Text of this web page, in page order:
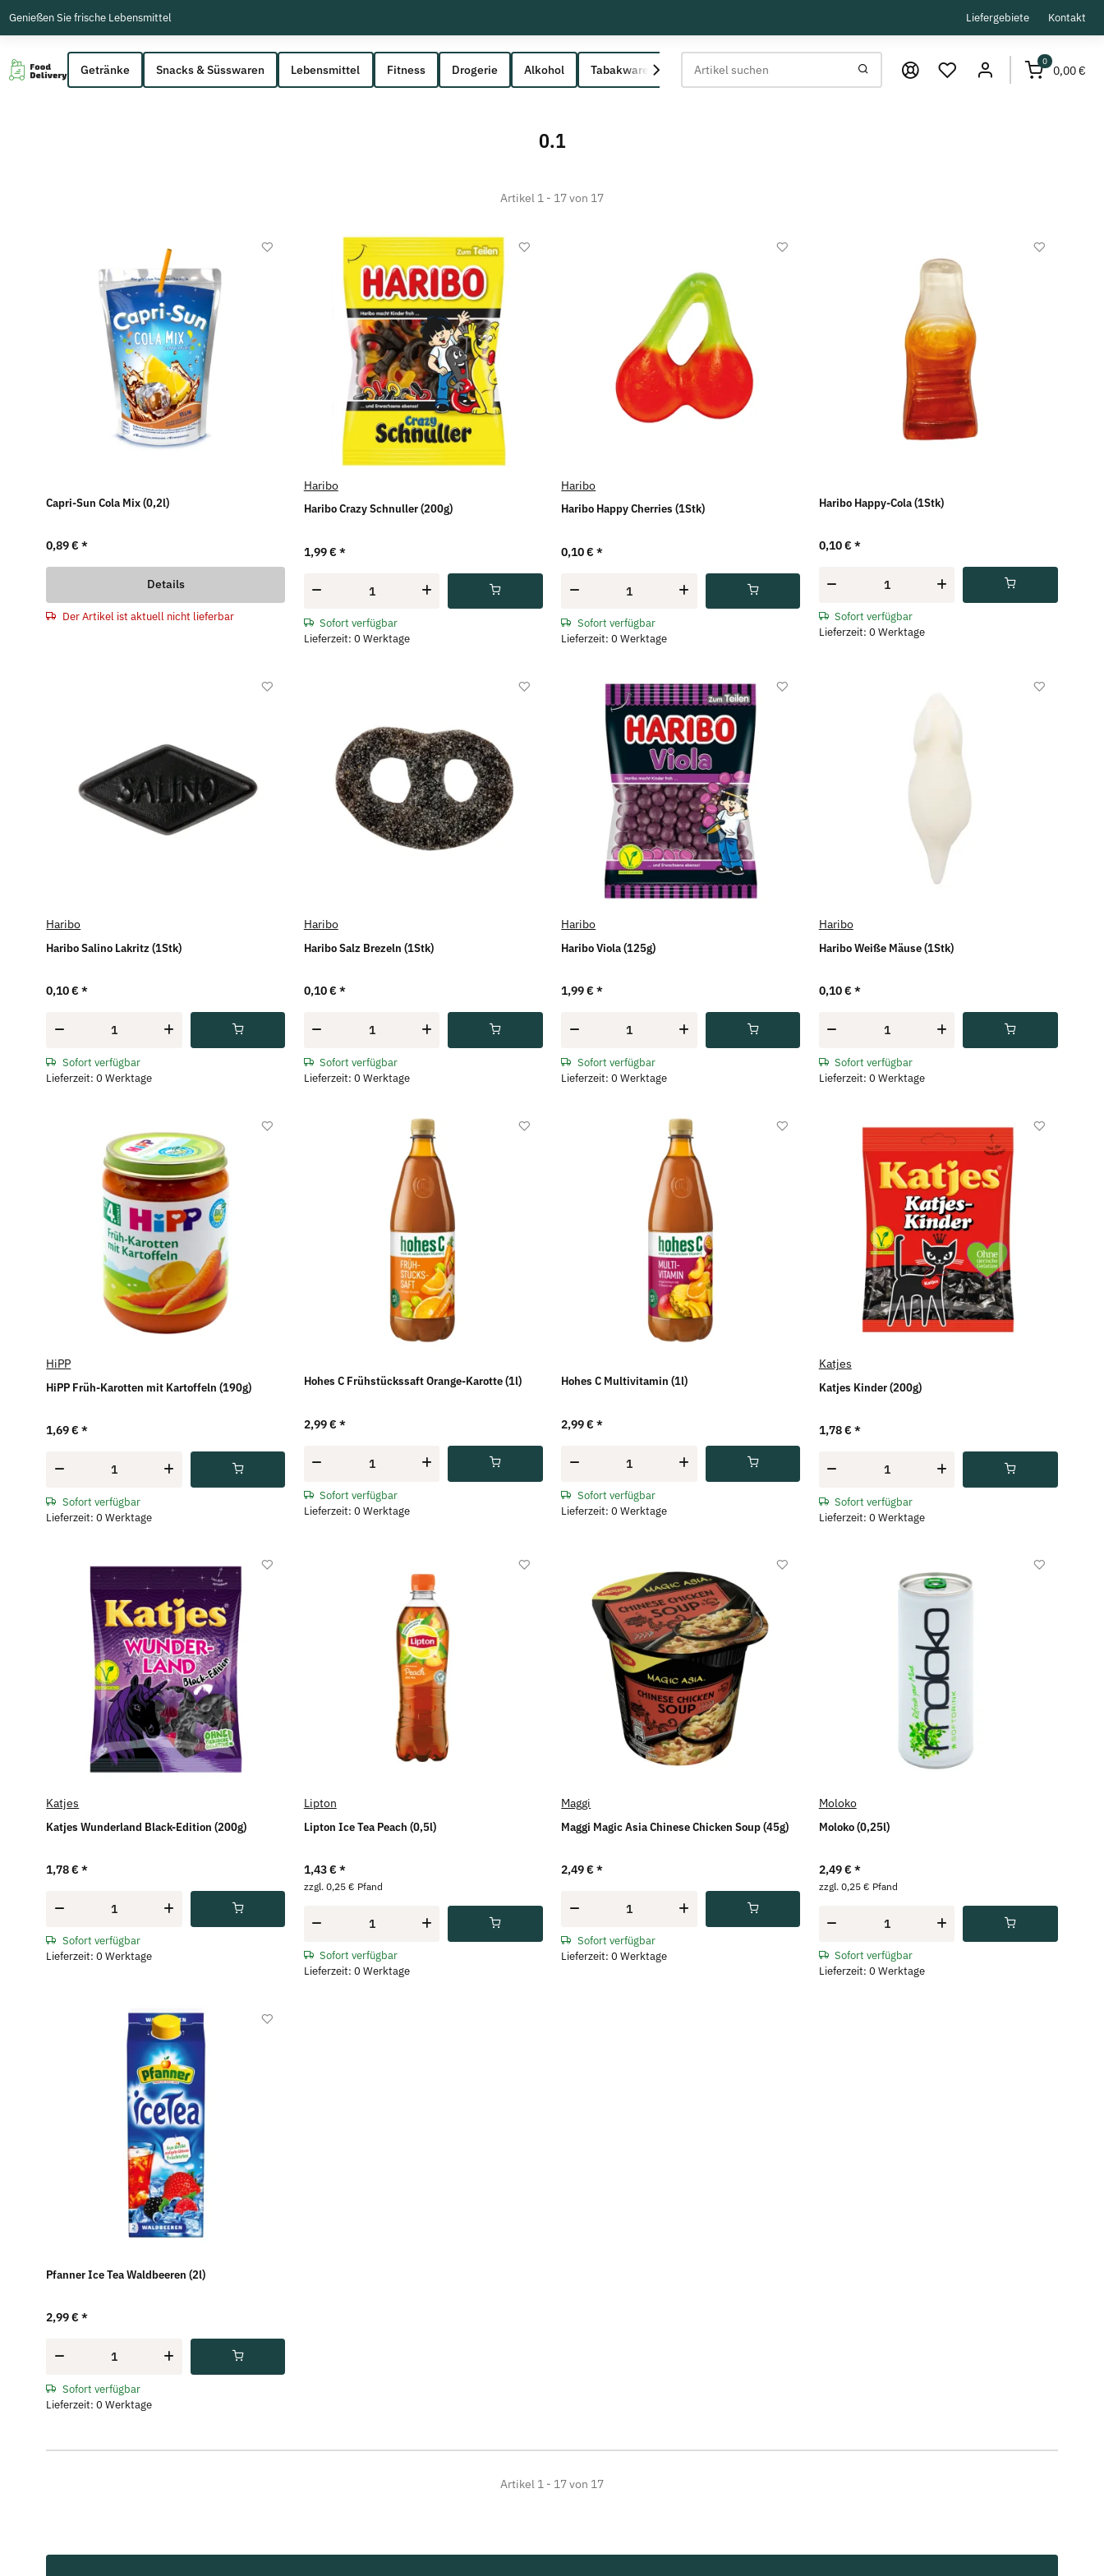
Liefergebiete Kontakt
Genießen Sie frische Lebensmittel
0
0,00 €
Getränke Snacks & Süsswaren Lebensmittel Fitness Drogerie Alkohol Tabakwaren
0.1
Artikel 1 - 17 von 17
Capri-Sun Cola Mix (0,2l)
0,89 €*
Details
Der Artikel ist aktuell nicht lieferbar
Haribo
Haribo Crazy Schnuller (200g)
1,99 € *
Sofort verfügbar
Lieferzeit: 0 Werktage
Haribo
Haribo Happy Cherries (1Stk)
0,10 €*
Sofort verfügbar
Lieferzeit: 0 Werktage
Haribo Happy-Cola (1Stk)
0,10 € *
Sofort verfügbar
Lieferzeit: 0 Werktage
Haribo
Haribo Salino Lakritz (1Stk)
0,10 €*
Sofort verfügbar
Lieferzeit: 0 Werktage
Haribo
Haribo Salz Brezeln (1Stk)
0,10 € *
Sofort verfügbar
Lieferzeit: 0 Werktage
Haribo
Haribo Viola (125g)
1,99 €*
Sofort verfügbar
Lieferzeit: 0 Werktage
Haribo
Haribo Weiße Mäuse (1Stk)
0,10 € *
Sofort verfügbar
Lieferzeit: 0 Werktage
HiPP
HiPP Früh-Karotten mit Kartoffeln (190g)
1,69 €*
Sofort verfügbar
Lieferzeit: 0 Werktage
Hohes C Frühstückssaft Orange-Karotte (1l)
2,99 € *
Sofort verfügbar
Lieferzeit: 0 Werktage
Hohes C Multivitamin (1l)
2,99 €*
Sofort verfügbar
Lieferzeit: 0 Werktage
Katjes
Katjes Kinder (200g)
1,78 € *
Sofort verfügbar
Lieferzeit: 0 Werktage
Katjes
Katjes Wunderland Black-Edition (200g)
1,78 €*
Sofort verfügbar
Lieferzeit: 0 Werktage
Lipton
Lipton Ice Tea Peach (0,5l)
1,43 € *
zzgl. 0,25 € Pfand
Sofort verfügbar
Lieferzeit: 0 Werktage
Maggi
Maggi Magic Asia Chinese Chicken Soup (45g)
2,49 €*
Sofort verfügbar
Lieferzeit: 0 Werktage
Moloko
Moloko (0,25l)
2,49 € *
zzgl. 0,25 € Pfand
Sofort verfügbar
Lieferzeit: 0 Werktage
Pfanner Ice Tea Waldbeeren (2l)
2,99 €*
Sofort verfügbar
Lieferzeit: 0 Werktage
Artikel 1 - 17 von 17